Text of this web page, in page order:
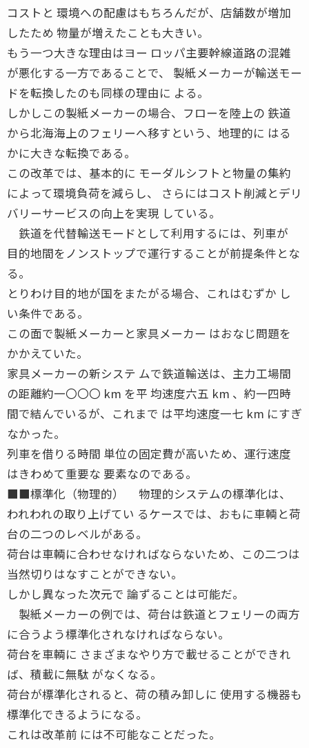
コストと 環境への配慮はもちろんだが、店舗数が増加
したため 物量が増えたことも大きい。
もう一つ大きな理由はヨー ロッパ主要幹線道路の混雑
が悪化する一方であることで、 製紙メーカーが輸送モー
ドを転換したのも同様の理由に よる。
しかしこの製紙メーカーの場合、フローを陸上の 鉄道
から北海海上のフェリーへ移すという、地理的に はる
かに大きな転換である。
この改革では、基本的に モーダルシフトと物量の集約
によって環境負荷を減らし、 さらにはコスト削減とデリ
バリーサービスの向上を実現 している。
鉄道を代替輸送モードとして利用するには、列車が
目的地間をノンストップで運行することが前提条件とな
る。
とりわけ目的地が国をまたがる場合、これはむずか し
い条件である。
この面で製紙メーカーと家具メーカー はおなじ問題を
かかえていた。
家具メーカーの新システ ムで鉄道輸送は、主力工場間
の距離約一〇〇〇 km を平 均速度六五 km 、約一四時
間で結んでいるが、これまで は平均速度一七 km にすぎ
なかった。
列車を借りる時間 単位の固定費が高いため、運行速度
はきわめて重要な 要素なのである。
■■標準化（物理的） 物理的システムの標準化は、
われわれの取り上げてい るケースでは、おもに車輌と荷
台の二つのレベルがある。
荷台は車輌に合わせなければならないため、この二つは
当然切りはなすことができない。
しかし異なった次元で 論ずることは可能だ。
製紙メーカーの例では、荷台は鉄道とフェリーの両方
に合うよう標準化されなければならない。
荷台を車輌に さまざまなやり方で載せることができれ
ば、積載に無駄 がなくなる。
荷台が標準化されると、荷の積み卸しに 使用する機器も
標準化できるようになる。
これは改革前 には不可能なことだった。